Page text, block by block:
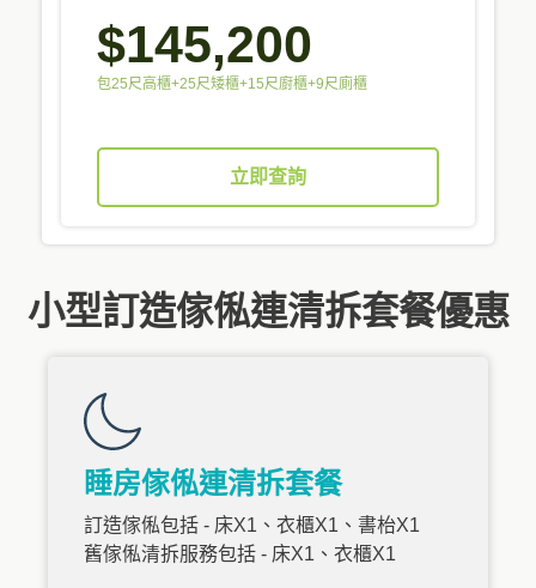
$145,200
包25尺高櫃+25尺矮櫃+15尺廚櫃+9尺廁櫃
立即查詢
小型訂造傢俬連清拆套餐優惠
睡房傢俬連清拆套餐
訂造傢俬包括 - 床X1、衣櫃X1、書枱X1
舊傢俬清拆服務包括 - 床X1、衣櫃X1